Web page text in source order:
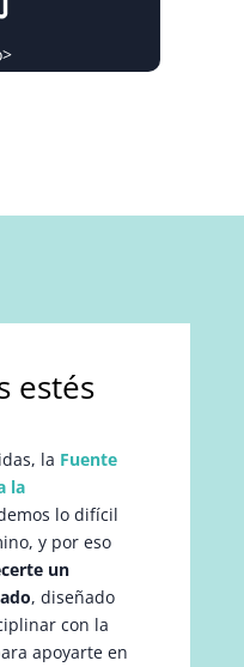
>
estés
la Fuente
la
lo difícil
y por eso
un
, diseñado
con la
apoyarte en